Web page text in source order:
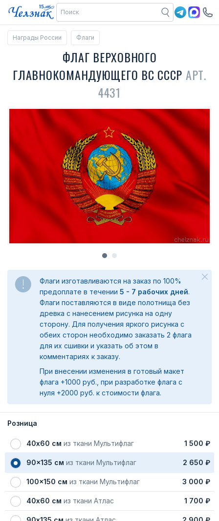
Награды России Флаги
ФЛАГ ВЕРХОВНОГО
ГЛАВНОКОМАНДУЮЩЕГО ВС СССР АРТ.
4431
Флаги изготавливаются на заказ по 100%
предоплате в течении 5 - 7 рабочих дней.
Флаги поставляются в виде полотнища без
древка с нанесением рисунка на одну
сторону. Для получения яркого рисунка с
обеих сторон необходимо заказать 2 флага
для их сшивки и указать об этом в
комментариях к заказу.
При внесении изменения в готовый макет
флага +1000 руб., при разработке флага с
нуля +2000 руб. к стоимости флага.
Розница
40х60 см из ткани Мультифлаг 1 500 ₽
90x135 см из ткани Мультифлаг 2 650 ₽
100x150 см из ткани Мультифлаг 3 000 ₽
40х60 см из ткани Атлас 1 700 ₽